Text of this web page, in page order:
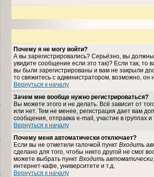
Почему я не могу войти?
А вы зарегистрировались? Серьёзно, вы
увидите сообщение если это так)? Если так,
вы были зарегистрированы и вам не закрыли
то свяжитесь с администратором, возможно,
Вернуться к началу
Зачем мне вообще нужно регистрироваться?
Вы можете этого и не делать. Всё зависит от
или нет. Тем не менее, регистрация дает вам
сообщения, отправка e-mail, участие в группах
Вернуться к началу
Почему меня автоматически отключает?
Если вы не отметили галочкой пункт Входить
сделано для того, чтобы никто другой не смог
можете выбрать пункт Входить автоматически
интернет-кафе, университете и т.д.
Вернуться к началу